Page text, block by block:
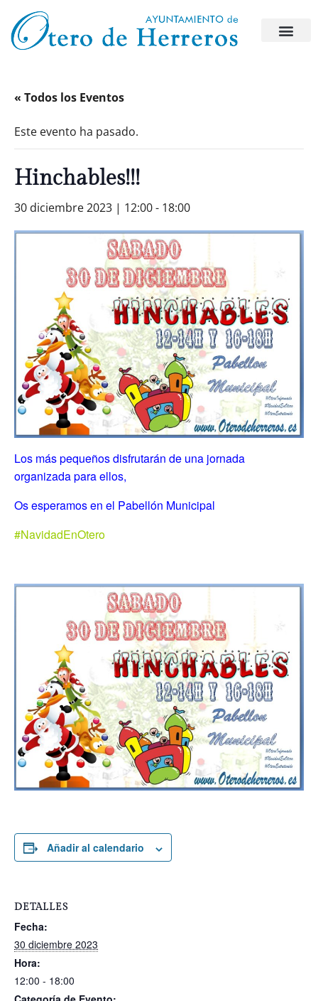
« Todos los Eventos
Este evento ha pasado.
Hinchables!!!
30 diciembre 2023 | 12:00- 18:00
Los más pequeños disfrutarán de una jornada
organizada para ellos,
Os esperamos en el Pabellón Municipal
#NavidadEnOtero
Añadir al calendario
DETALLES
Fecha:
30 diciembre 2023
Hora:
12:00 - 18:00